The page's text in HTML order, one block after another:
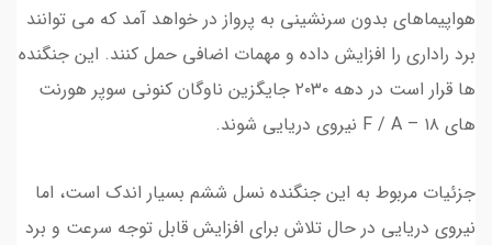
هواپیماهای بدون سرنشینی به پرواز در خواهد آمد که می توانند
برد راداری را افزایش داده و مهمات اضافی حمل کنند. این جنگنده
ها قرار است در دهه ۲۰۳۰ جایگزین ناوگان کنونی سوپر هورنت
های F / A – ۱۸ نیروی دریایی شوند.
جزئیات مربوط به این جنگنده نسل ششم بسیار اندک است، اما
نیروی دریایی در حال تلاش برای افزایش قابل توجه سرعت و برد